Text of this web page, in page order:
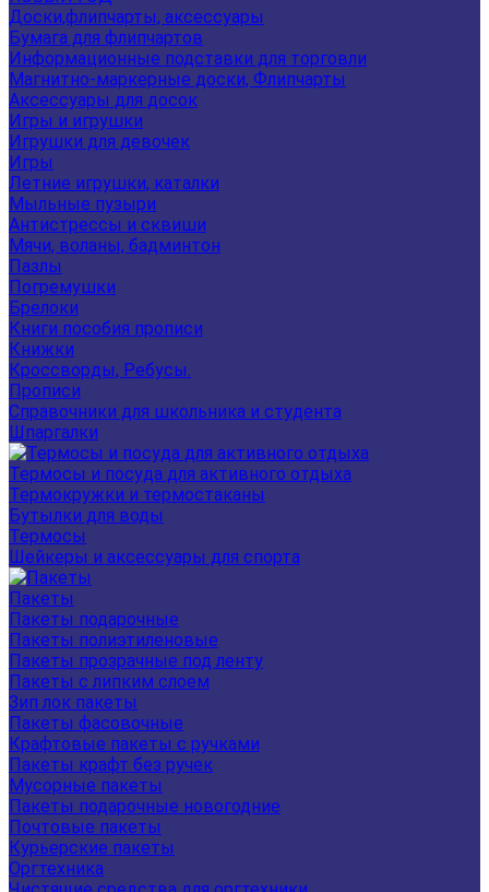
Доски,флипчарты, аксессуары
Бумага для флипчартов
Информационные подставки для торговли
Магнитно-маркерные доски, Флипчарты
Аксессуары для досок
Игры и игрушки
Игрушки для девочек
Игры
Летние игрушки, каталки
Мыльные пузыри
Антистрессы и сквиши
Мячи, воланы, бадминтон
Пазлы
Погремушки
Брелоки
Книги пособия прописи
Книжки
Кроссворды, Ребусы.
Прописи
Справочники для школьника и студента
Шпаргалки
Термосы и посуда для активного отдыха
Термокружки и термостаканы
Бутылки для воды
Термосы
Шейкеры и аксессуары для спорта
Пакеты
Пакеты подарочные
Пакеты полиэтиленовые
Пакеты прозрачные под ленту
Пакеты с липким слоем
Зип лок пакеты
Пакеты фасовочные
Крафтовые пакеты с ручками
Пакеты крафт без ручек
Мусорные пакеты
Пакеты подарочные новогодние
Почтовые пакеты
Курьерские пакеты
Оргтехника